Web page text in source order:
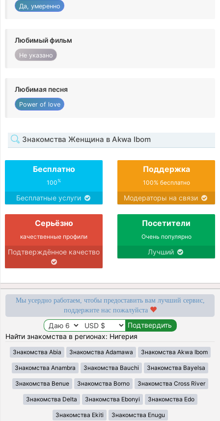
Да, умеренно
Любимый фильм
Не указано
Любимая песня
Power of love
Знакомства Женщина в Akwa Ibom
Бесплатно
100%
Бесплатные услуги
Поддержка
100% бесплатно
Модераторы на связи
Серьёзно
качественные профили
Подтверждённое качество
Посетители
Очень популярно
Лучший
Мы усердно работаем, чтобы предоставить вам лучший сервис,
поддержите нас пожалуйста
Найти знакомства в регионах: Нигерия
Знакомства Abia Знакомства Adamawa Знакомства Akwa Ibom
Знакомства Anambra Знакомства Bauchi Знакомства Bayelsa
Знакомства Benue Знакомства Borno Знакомства Cross River
Знакомства Delta Знакомства Ebonyi Знакомства Edo
Знакомства Ekiti Знакомства Enugu